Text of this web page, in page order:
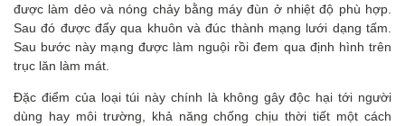
được làm dẻo và nóng chảy bằng máy đùn ở nhiệt độ phù hợp.
Sau đó được đẩy qua khuôn và đúc thành mạng lưới dạng tấm.
Sau bước này mạng được làm nguội rồi đem qua định hình trên
trục lăn làm mát.
Đặc điểm của loại túi này chính là không gây độc hại tới người
dùng hay môi trường, khả năng chống chịu thời tiết một cách